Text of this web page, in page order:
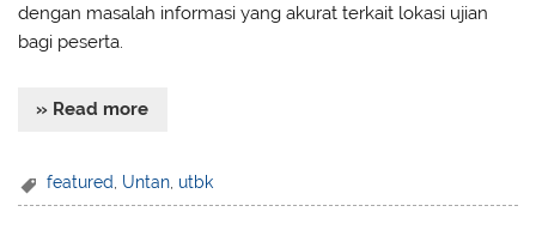
dengan masalah informasi yang akurat terkait lokasi ujian
bagi peserta.
» Read more
featured, Untan, utbk